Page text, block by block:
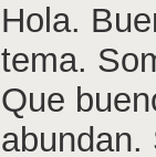
Hola.
tema.
Que